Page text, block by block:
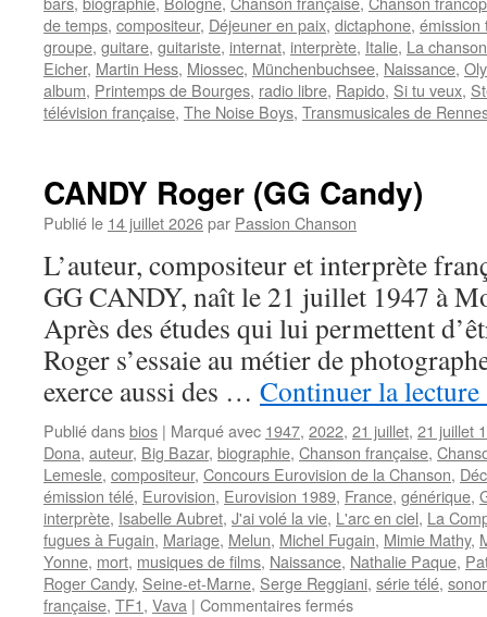
de temps, compositeur, Déjeuner en paix, dictaphone, émission
groupe, guitare, guitariste, internat, interprète, Italie, La
Eicher, Martin Hess, Miossec, Münchenbuchsee, Naissance,
album, Printemps de Bourges, radio libre, Rapido, Si tu veux,
télévision française, The Noise Boys, Transmusicales de
CANDY Roger (GG Candy)
Publié le 14 juillet 2026par Passion Chanson
L’auteur, compositeur et interprète
GG CANDY, naît le 21 juillet 1947 à
Après des études qui lui permettent
Roger s’essaie au métier de
exerce aussi des … Continuer la lecture
Publié dansbios | Marqué avec 1947, 2022, 21 juillet, 21 juillet
Dona, auteur, Big Bazar, biographie, Chanson française,
Lemesle, compositeur, Concours Eurovision de la Chanson,
émission télé, Eurovision, Eurovision 1989, France, générique,
interprète, Isabelle Aubret, J'ai volé la vie, L'arc en ciel, La
fugues à Fugain, Mariage, Melun, Michel Fugain, Mimie Mathy,
Yonne, mort, musiques de films, Naissance, Nathalie Paque,
Roger Candy, Seine-et-Marne, Serge Reggiani, série télé,
française, TF1, Vava | Commentaires ferméssur